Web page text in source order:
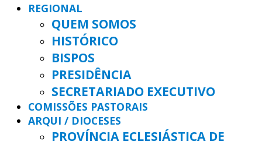
REGIONAL
QUEM SOMOS
HISTÓRICO
BISPOS
PRESIDÊNCIA
SECRETARIADO EXECUTIVO
COMISSÕES PASTORAIS
ARQUI / DIOCESES
PROVÍNCIA ECLESIÁSTICA DE